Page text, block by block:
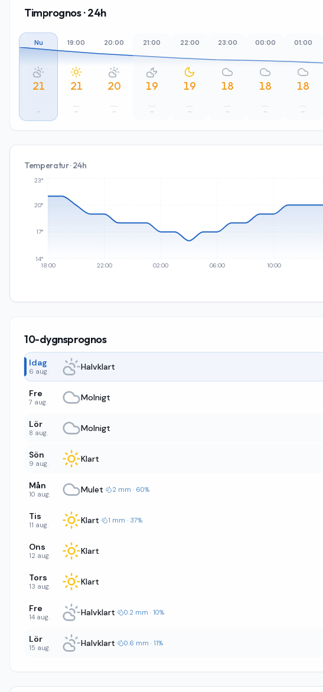
Timprognos · 24h
Nu
21
–
19:00
21
–
20:00
20
–
21:00
19
–
22:00
19
–
23:00
18
–
00:00
18
–
01:00
18
–
Temperatur · 24h
18:00 22:00 02:00 06:00 10:00
14°
17°
20°
23°
10-dygnsprognos
Idag
6 aug. Halvklart
Fre
7 aug. Molnigt
Lör
8 aug. Molnigt
Sön
9 aug. Klart
Mån
10 aug. Mulet· 2 mm · 60%
Tis
11 aug. Klart· 1 mm · 37%
Ons
12 aug. Klart
Tors
13 aug. Klart
Fre
14 aug. Halvklart· 0.2 mm · 10%
Lör
15 aug. Halvklart· 0.6 mm · 11%